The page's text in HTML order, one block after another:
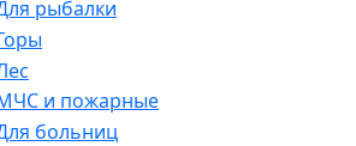
рыбалки
и пожарные
больниц